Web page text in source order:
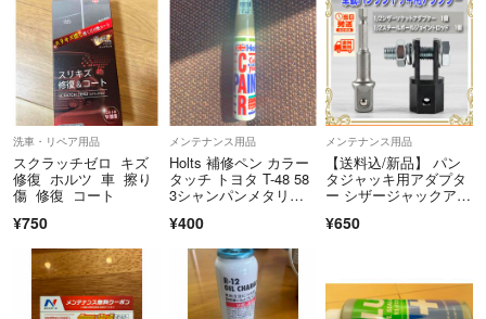
洗車・リペア用品
スクラッチゼロ キズ
修復 ホルツ 車 擦り
傷 修復 コート
¥750
メンテナンス用品
Holts 補修ペン カラー
タッチ トヨタ T-48 58
3シャンパンメタリッ
¥400
メンテナンス用品
【送料込/新品】 パン
タジャッキ用アダプタ
ー シザージャックアダ
ー タイヤ交換 工具 ㉓
¥650